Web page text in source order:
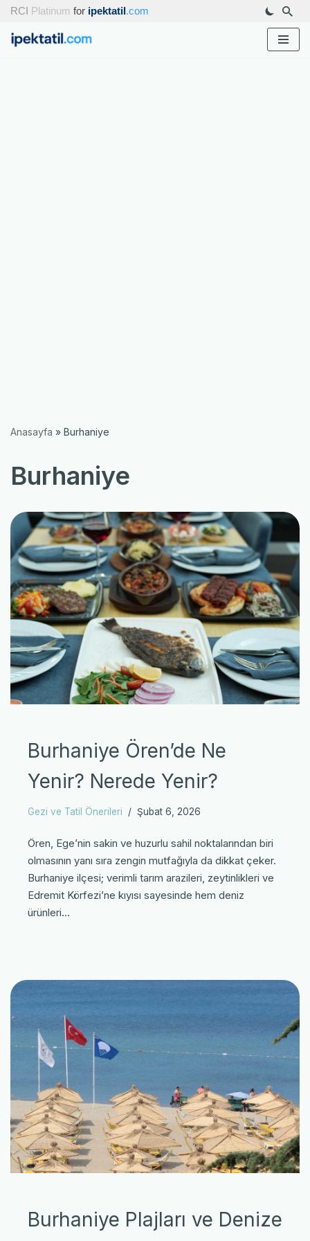
İçeriğe
RCI Platinum for ipektatil.com
Anasayfa » Burhaniye
Burhaniye
Burhaniye Ören’de Ne
Yenir? Nerede Yenir?
Gezi ve Tatil Önerileri Şubat 6, 2026
Ören, Ege’nin sakin ve huzurlu sahil noktalarından biri
olmasının yanı sıra zengin mutfağıyla da dikkat çeker.
Burhaniye ilçesi; verimli tarım arazileri, zeytinlikleri ve
Edremit Körfezi’ne kıyısı sayesinde hem deniz
ürünleri…
Burhaniye Plajları ve Denize